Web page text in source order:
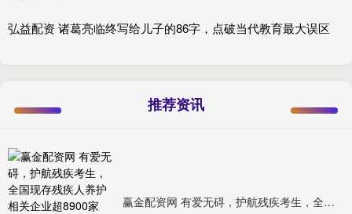
弘益配资 诸葛亮临终写给儿子的86字，点破当代教育最大误区
推荐资讯
赢金配资网 有爱无碍，护航残疾考生，全国现存残疾人养护相关企业超8900家